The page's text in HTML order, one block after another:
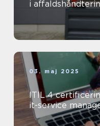
i
03. maj 2025
ITIL 4
it-service